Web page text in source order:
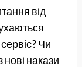
від
Чи
нові накази